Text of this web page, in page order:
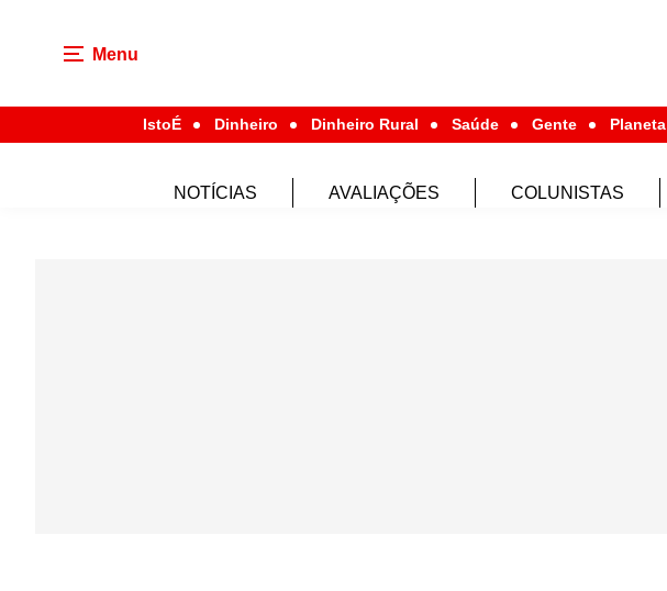
Menu
IstoÉ Dinheiro Dinheiro Rural Saúde Gente Planeta
NOTÍCIAS AVALIAÇÕES COLUNISTAS